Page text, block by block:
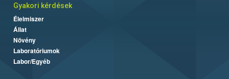
Gyakori kérdések
Élelmiszer
Állat
Növény
Laboratóriumok
Labor/Egyéb